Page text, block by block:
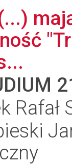
Rafał